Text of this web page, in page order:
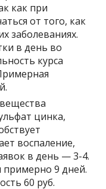
как при
от того, как
заболеваниях.
в день во
курса
цинка,
воспаление,
в день — 3-4.
примерно 9 дней.
60 руб.